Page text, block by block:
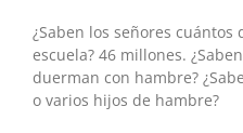
¿Saben los señores
escuela? 46 millones.
duerman con hambre?
o varios hijos de hambre?